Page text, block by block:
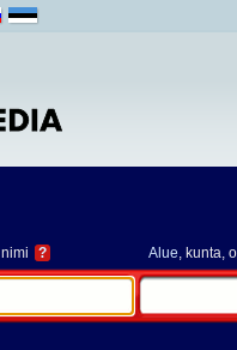
? Alue, kunta,